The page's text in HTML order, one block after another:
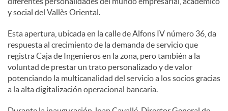
y social del Vallès Oriental.
Esta apertura, ubicada en la calle de Alfons IV número 36, da
respuesta al crecimiento de la demanda de servicio que
registra Caja de Ingenieros en la zona, pero también a la
voluntad de prestar un trato personalizado y de valor
potenciando la multicanalidad del servicio a los socios gracias
a la alta digitalización operacional bancaria.